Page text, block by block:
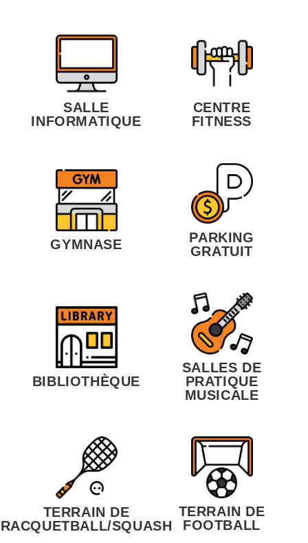
SALLE
INFORMATIQUE
CENTRE
FITNESS
GYMNASE
PARKING
GRATUIT
BIBLIOTHÈQUE
SALLES DE
PRATIQUE
MUSICALE
TERRAIN DE
RACQUETBALL/SQUASH
TERRAIN DE
FOOTBALL